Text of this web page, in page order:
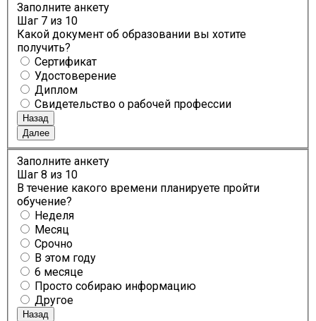
Заполните анкету
Шаг 7 из 10
Какой документ об образовании вы хотите
получить?
Сертификат
Удостоверение
Диплом
Свидетельство о рабочей профессии
Назад
Далее
Заполните анкету
Шаг 8 из 10
В течение какого времени планируете пройти
обучение?
Неделя
Месяц
Срочно
В этом году
6 месяце
Просто собираю информацию
Другое
Назад